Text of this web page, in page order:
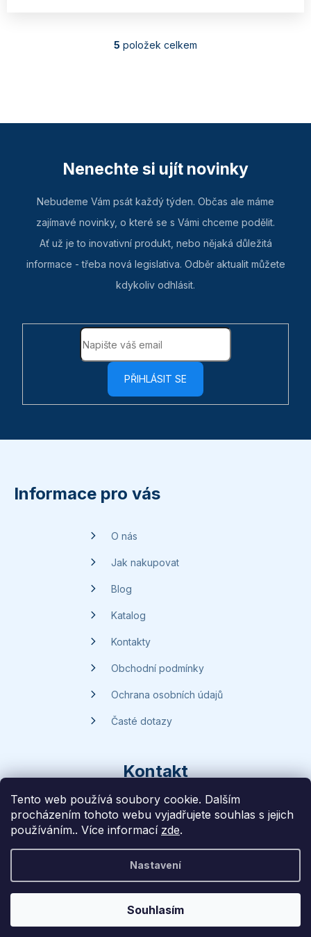
Tento web používá soubory cookie. Dalším
procházením tohoto webu vyjadřujete souhlas s jejich
používáním.. Více informací zde.
Nastavení
Souhlasím
O
d
c
p
r
v
k
y
p
i
s
u
5 položek celkem
Nenechte si ujít novinky
Nebudeme Vám psát každý týden. Občas ale máme
zajímavé novinky, o které se s Vámi chceme podělit.
Ať už je to inovativní produkt, nebo nějaká důležitá
informace - třeba nová legislativa. Odběr aktualit můžete
kdykoliv odhlásit.
PŘIHLÁSIT SE
Informace pro vás
O nás
Jak nakupovat
Blog
Katalog
Kontakty
Obchodní podmínky
Ochrana osobních údajů
Časté dotazy
Kontakt
dotazy @handsave.cz
774 669 457
Liff Studio na platformě